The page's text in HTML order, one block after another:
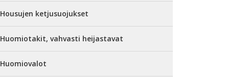
Housujen ketjusuojukset
Huomiotakit, vahvasti heijastavat
Huomiovalot